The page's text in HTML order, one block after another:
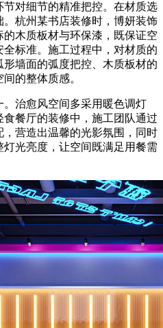
对细节的精准把控。在材质选
杭州某书店装修时，博妍装饰
木质板材与环保漆，既保证空
标准。施工过程中，对材质的
墙面的弧度把控、木质板材的
的整体质感。
治愈风空间多采用暖色调灯
餐厅的装修中，施工团队通过
营造出温馨的光影氛围，同时
光亮度，让空间既满足用餐需